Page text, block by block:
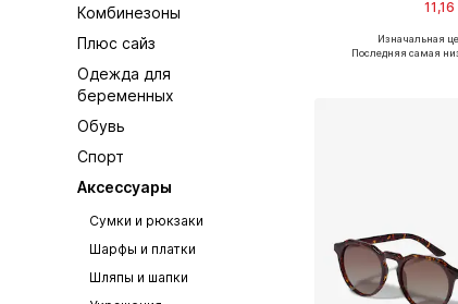
Комбинезоны
Плюс сайз
Одежда для
беременных
Обувь
Спорт
Аксессуары
Сумки и рюкзаки
Шарфы и платки
Шляпы и шапки
Доступные
Изначальная
Последняя самая